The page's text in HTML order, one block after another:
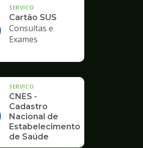
SERVICO
Cartão SUS
Consultas e
Exames
SERVICO
CNES -
Cadastro
Nacional de
Estabelecimento
de Saúde